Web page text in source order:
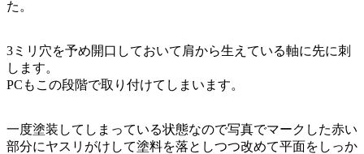
た。
3ミリ穴を予め開口しておいて肩から生えている軸に先に刺
します。
PCもこの段階で取り付けてしまいます。
一度塗装してしまっている状態なので写真でマークした赤い
部分にヤスリがけして塗料を落としつつ改めて平面をしっか